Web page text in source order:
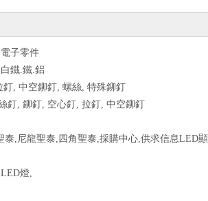
子零件
鐵.鐵.鋁
釘, 中空鉚釘, 螺絲, 特殊鉚釘
釘, 鉚釘, 空心釘, 拉釘, 中空鉚釘
泰,尼龍聖泰,四角聖泰,採購中心,供求信息LED顯
燈,